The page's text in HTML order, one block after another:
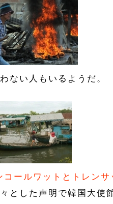
ない人もいるようだ。
ールワットとトレンサ
とした声明で韓国大使